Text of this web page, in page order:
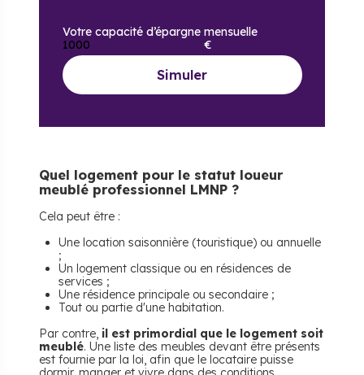
Votre capacité d’épargne mensuelle
€
Simuler
Quel logement pour le statut loueur
meublé professionnel LMNP ?
Cela peut être :
Une location saisonnière (touristique) ou annuelle
;
Un logement classique ou en résidences de
services ;
Une résidence principale ou secondaire ;
Tout ou partie d'une habitation.
Par contre, il est primordial que le logement soit
meublé. Une liste des meubles devant être présents
est fournie par la loi, afin que le locataire puisse